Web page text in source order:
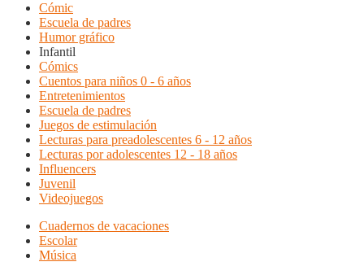
Cómic
Escuela de padres
Humor gráfico
Infantil
Cómics
Cuentos para niños 0 - 6 años
Entretenimientos
Escuela de padres
Juegos de estimulación
Lecturas para preadolescentes 6 - 12 años
Lecturas por adolescentes 12 - 18 años
Influencers
Juvenil
Videojuegos
Cuadernos de vacaciones
Escolar
Música